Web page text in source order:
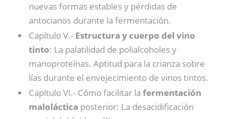
nuevas formas estables y pérdidas de
antocianos durante la fermentación.
Capítulo V.- Estructura y cuerpo del vino
tinto: La palatilidad de polialcoholes y
manoproteínas. Aptitud para la crianza sobre
lías durante el envejecimiento de vinos tintos.
Capítulo VI.- Cómo facilitar la fermentación
maloláctica posterior: La desacidificación